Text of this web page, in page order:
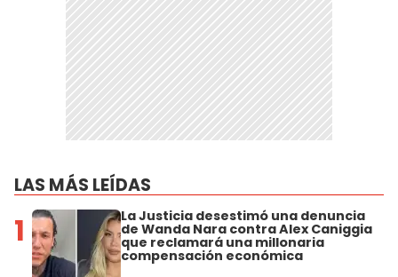
LAS MÁS LEÍDAS
1 La Justicia desestimó una denuncia
de Wanda Nara contra Alex Caniggia
que reclamará una millonaria
compensación económica